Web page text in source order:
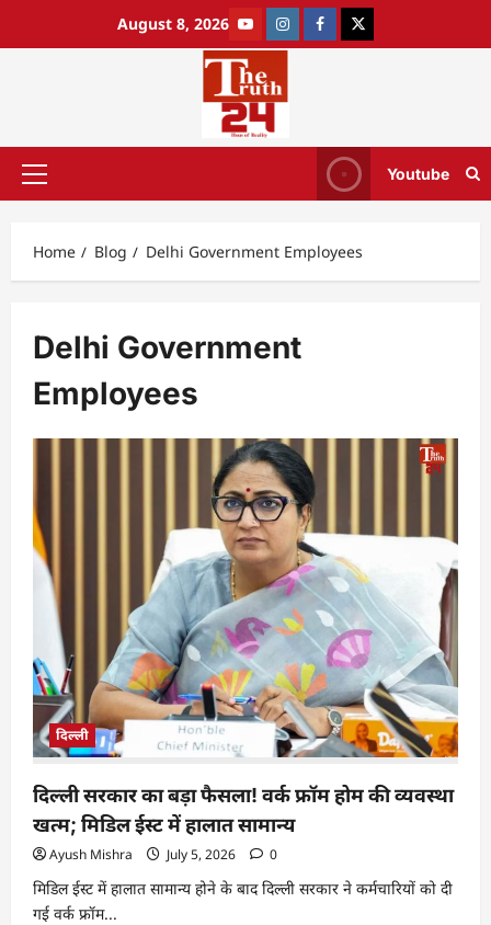
August 8, 2026
Youtube
Home Blog Delhi Government Employees
Delhi Government
Employees
दिल्ली
दिल्ली सरकार का बड़ा फैसला! वर्क फ्रॉम होम की व्यवस्था
खत्म; मिडिल ईस्ट में हालात सामान्य
Ayush Mishra July 5, 2026 0
मिडिल ईस्ट में हालात सामान्य होने के बाद दिल्ली सरकार ने कर्मचारियों को दी
गई वर्क फ्रॉम...